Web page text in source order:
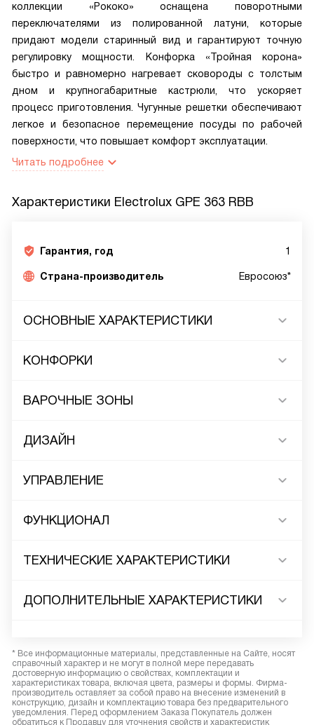
коллекции «Рококо» оснащена поворотными
переключателями из полированной латуни, которые
придают модели старинный вид и гарантируют точную
регулировку мощности. Конфорка «Тройная корона»
быстро и равномерно нагревает сковороды с толстым
дном и крупногабаритные кастрюли, что ускоряет
процесс приготовления. Чугунные решетки обеспечивают
легкое и безопасное перемещение посуды по рабочей
поверхности, что повышает комфорт эксплуатации.
Читать подробнее
Характеристики Electrolux GPE 363 RBB
Гарантия, год 1
Страна-производитель Евросоюз*
ОСНОВНЫЕ ХАРАКТЕРИСТИКИ
КОНФОРКИ
ВАРОЧНЫЕ ЗОНЫ
ДИЗАЙН
УПРАВЛЕНИЕ
ФУНКЦИОНАЛ
ТЕХНИЧЕСКИЕ ХАРАКТЕРИСТИКИ
ДОПОЛНИТЕЛЬНЫЕ ХАРАКТЕРИСТИКИ
* Все информационные материалы, представленные на Сайте, носят
справочный характер и не могут в полной мере передавать
достоверную информацию о свойствах, комплектации и
характеристиках товара, включая цвета, размеры и формы. Фирма-
производитель оставляет за собой право на внесение изменений в
конструкцию, дизайн и комплектацию товара без предварительного
уведомления. Перед оформлением Заказа Покупатель должен
обратиться к Продавцу для уточнения свойств и характеристик